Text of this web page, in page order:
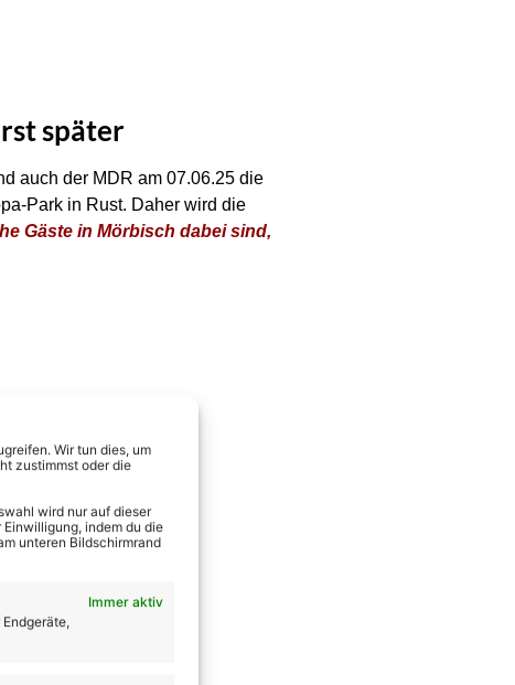
Wir tun dies, um
zustimmst oder die
wird nur auf dieser
indem du die
unteren Bildschirmrand
Immer aktiv
später
auch der MDR am 07.06.25 die
Park in Rust. Daher wird die
Gäste in Mörbisch dabei sind,